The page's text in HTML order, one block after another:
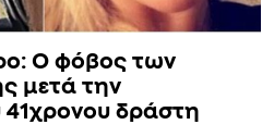
Ο φόβος των
μετά την
δράστη